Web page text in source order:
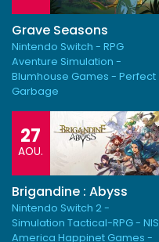
Grave Seasons
Nintendo Switch - RPG
Aventure Simulation -
Blumhouse Games - Perfect
Garbage
27
AOU.
Brigandine : Abyss
Nintendo Switch 2 -
Simulation Tactical-RPG - NIS
America Happinet Games -